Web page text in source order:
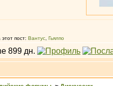
пост: Вантус Гьялпо